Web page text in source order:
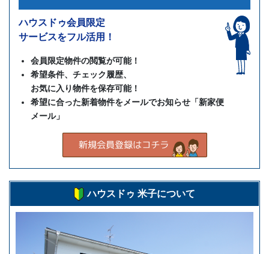
ハウスドゥ会員限定
サービスをフル活用！
会員限定物件の閲覧が可能！
希望条件、チェック履歴、
お気に入り物件を保存可能！
希望に合った新着物件をメールでお知らせ「新家便
メール」
ハウスドゥ 米子について